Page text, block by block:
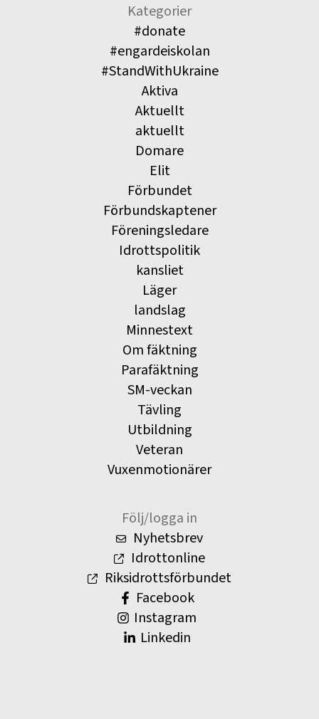
Kategorier
#donate
#engardeiskolan
#StandWithUkraine
Aktiva
Aktuellt
aktuellt
Domare
Elit
Förbundet
Förbundskaptener
Föreningsledare
Idrottspolitik
kansliet
Läger
landslag
Minnestext
Om fäktning
Parafäktning
SM-veckan
Tävling
Utbildning
Veteran
Vuxenmotionärer
Följ/logga in
Nyhetsbrev
Idrottonline
Riksidrottsförbundet
Facebook
Instagram
Linkedin